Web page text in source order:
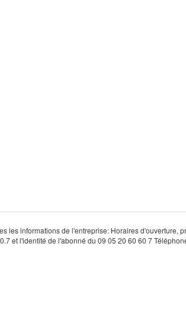
les informations de l'entreprise: Horaires d'ouverture,
et l'identité de l'abonné du 09 05 20 60 60 7